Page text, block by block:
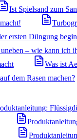
Ist Spielsand zum
ersten Düngung
– wie kann ich
Was ist
dem Rasen machen?